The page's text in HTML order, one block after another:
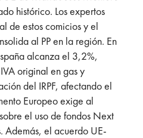
histórico. Los expertos
de estos comicios y el
al PP en la región. En
alcanza el 3,2%,
original en gas y
del IRPF, afectando el
Europeo exige al
el uso de fondos Next
Además, el acuerdo UE-